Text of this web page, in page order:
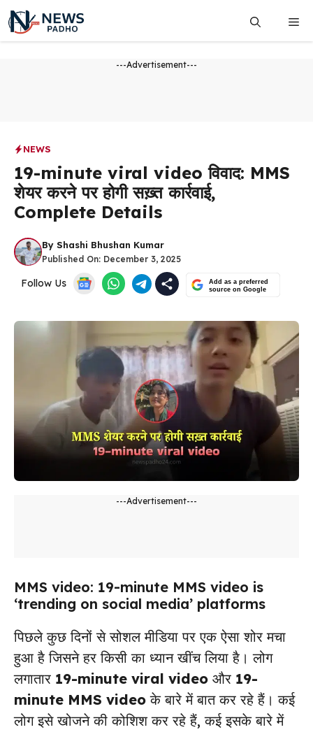
Skip
to
content
---Advertisement---
NEWS
19-minute viral video विवाद: MMS
शेयर करने पर होगी सख़्त कार्रवाई,
Complete Details
By Shashi Bhushan Kumar
Published On: December 3, 2025
Follow Us
Add as a preferred
source on Google
---Advertisement---
MMS video: 19-minute MMS video is
‘trending on social media’ platforms
पिछले कुछ दिनों से सोशल मीडिया पर एक ऐसा शोर मचा
हुआ है जिसने हर किसी का ध्यान खींच लिया है। लोग
लगातार 19-minute viral video और 19-
minute MMS video के बारे में बात कर रहे हैं। कई
लोग इसे खोजने की कोशिश कर रहे हैं, कई इसके बारे में